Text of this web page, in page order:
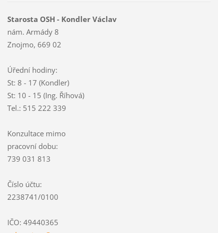
Starosta OSH - Kondler Václav
nám. Armády 8
Znojmo, 669 02
Úřední hodiny:
St: 8 - 17 (Kondler)
St: 10 - 15 (Ing. Říhová)
Tel.: 515 222 339
Konzultace mimo
pracovní dobu:
739 031 813
Číslo účtu:
2238741/0100
IČO: 49440365